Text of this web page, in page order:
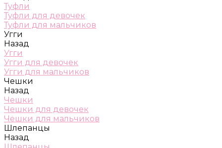
Туфли
Туфли для девочек
Туфли для мальчиков
Угги
Назад
Угги
Угги для девочек
Угги для мальчиков
Чешки
Назад
Чешки
Чешки для девочек
Чешки для мальчиков
Шлепанцы
Назад